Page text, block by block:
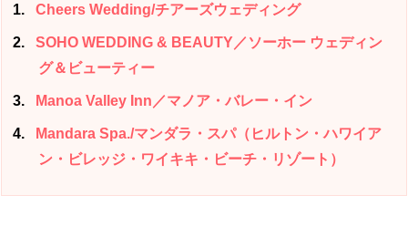
1 Cheers Wedding/チアーズウェディング
2
SOHO WEDDING & BEAUTY／ソーホー ウェディン
グ＆ビューティー
3 Manoa Valley Inn／マノア・バレー・イン
4
Mandara Spa./マンダラ・スパ（ヒルトン・ハワイア
ン・ビレッジ・ワイキキ・ビーチ・リゾート）